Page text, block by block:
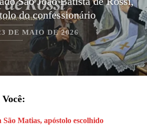
do confessionário
DE MAIO DE 2026
Matias, apóstolo escolhido